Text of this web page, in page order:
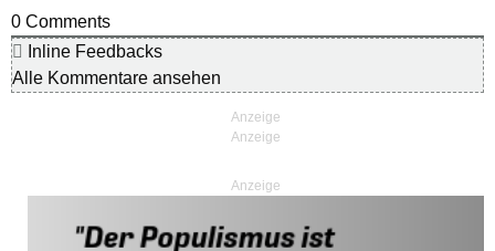
0 Comments
Inline Feedbacks
Alle Kommentare ansehen
Anzeige